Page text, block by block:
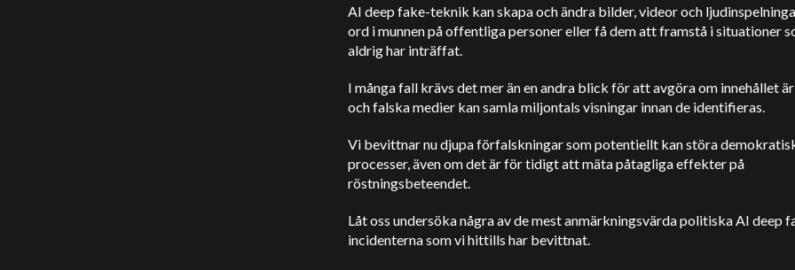
AI deep fake-teknik kan skapa och ändra bilder, videor och
ord i munnen på offentliga personer eller få dem att framstå i situationer
aldrig har inträffat.
I många fall krävs det mer än en andra blick för att avgöra om innehållet
och falska medier kan samla miljontals visningar innan de identifieras.
Vi bevittnar nu djupa förfalskningar som potentiellt kan störa
processer, även om det är för tidigt att mäta påtagliga effekter på
röstningsbeteendet.
Låt oss undersöka några av de mest anmärkningsvärda politiska AI deep
incidenterna som vi hittills har bevittnat.